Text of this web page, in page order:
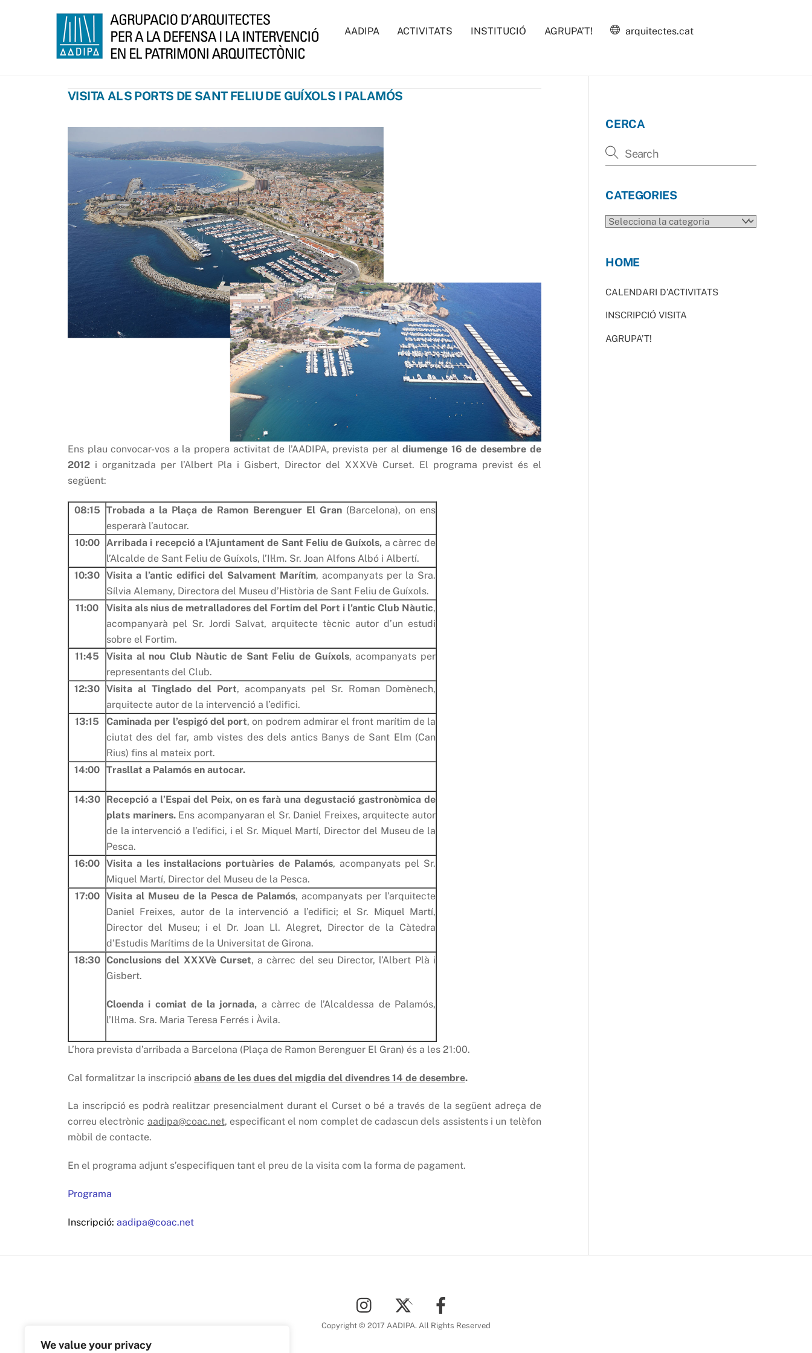
We value your privacy
AADIPA ACTIVITATS INSTITUCIÓ AGRUPA’T! arquitectes.cat
VISITA ALS PORTS DE SANT FELIU DE GUÍXOLS I PALAMÓS
Ens plau convocar-vos a la propera activitat de l’AADIPA, prevista per aldiumenge 16 de desembre de
2012 i organitzada per l’Albert Pla i Gisbert, Director del XXXVè Curset. El programa previst és el
següent:
08:15 Trobada a la Plaça de Ramon Berenguer El Gran (Barcelona), on ens
esperarà l’autocar.
10:00
Arribada i recepció a l’Ajuntamentde Sant Feliu de Guíxols, a càrrec de
l’Alcalde de Sant Feliu de Guíxols, l’Il·lm. Sr. Joan Alfons Albó i Albertí.
10:30 Visita a l’antic edifici del Salvament Marítim, acompanyats per la Sra.
Sílvia Alemany, Directora del Museu d’Història de Sant Feliu de Guíxols.
11:00
Visita als nius de metralladores del Fortim del Port i l’antic Club Nàutic,
acompanyarà pel Sr. Jordi Salvat, arquitecte tècnic autor d’un estudi
sobre el Fortim.
11:45
Visita al nou Club Nàutic de Sant Feliu de Guíxols, acompanyats per
representants del Club.
12:30 Visita al Tinglado del Port, acompanyats pel Sr. Roman Domènech,
arquitecte autor de la intervenció a l’edifici.
13:15
Caminada per l’espigó del port, on podrem admirar el front marítim de la
ciutat des del far, amb vistes des dels antics Banys de Sant Elm (Can
Rius) fins al mateix port.
14:00 Trasllat a Palamós en autocar.
14:30
Recepció a l’Espai del Peix, on es farà una degustació gastronòmica de
plats mariners. Ens acompanyaran el Sr. Daniel Freixes, arquitecte autor
de la intervenció a l’edifici, i el Sr. Miquel Martí, Director del Museu de la
Pesca.
16:00 Visita a les instal·lacions portuàries de Palamós, acompanyats pel Sr.
Miquel Martí, Director del Museu de la Pesca.
17:00
Visita al Museu de la Pesca de Palamós, acompanyats per l’arquitecte
Daniel Freixes, autor de la intervenció a l’edifici; el Sr. Miquel Martí,
Director del Museu; i el Dr. Joan Ll. Alegret, Director de la Càtedra
d’Estudis Marítims de la Universitat de Girona.
18:30 Conclusions del XXXVè Curset, a càrrec del seu Director, l’Albert Plà i
Gisbert.
Cloenda i comiat de la jornada, a càrrec de l’Alcaldessa de Palamós,
l’Il·lma. Sra. Maria Teresa Ferrés i Àvila.
L’hora prevista d’arribada a Barcelona (Plaça de Ramon Berenguer El Gran) és a les 21:00.
Cal formalitzar la inscripció abans de les dues del migdia del divendres 14 de desembre.
La inscripció es podrà realitzar presencialment durant el Curset o bé a través de la següent adreça de
correu electrònic aadipa@coac.net, especificant el nom complet de cadascun dels assistents i un telèfon
mòbil de contacte.
En el programa adjunt s’especifiquen tant el preu de la visita com la forma de pagament.
Programa
Inscripció: aadipa@coac.net
CERCA
CATEGORIES
CATEGORIES
HOME
CALENDARI D’ACTIVITATS
INSCRIPCIÓ VISITA
AGRUPA’T!
To
Top
Copyright © 2017 AADIPA. All Rights Reserved